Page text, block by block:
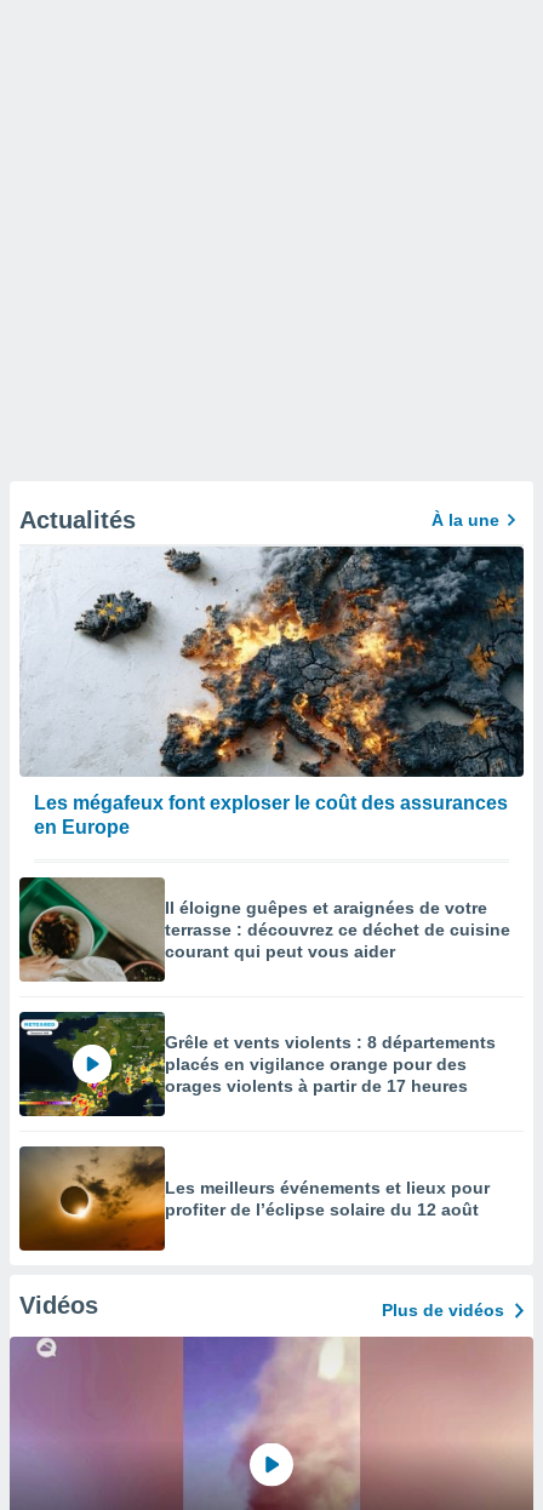
Actualités À la une
Les mégafeux font exploser le coût des assurances
en Europe
Il éloigne guêpes et araignées de votre
terrasse : découvrez ce déchet de cuisine
courant qui peut vous aider
Grêle et vents violents : 8 départements
placés en vigilance orange pour des
orages violents à partir de 17 heures
Les meilleurs événements et lieux pour
profiter de l’éclipse solaire du 12 août
Vidéos Plus de vidéos